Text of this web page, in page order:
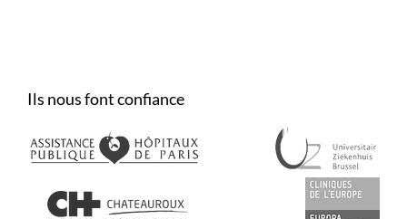
Ils nous font confiance